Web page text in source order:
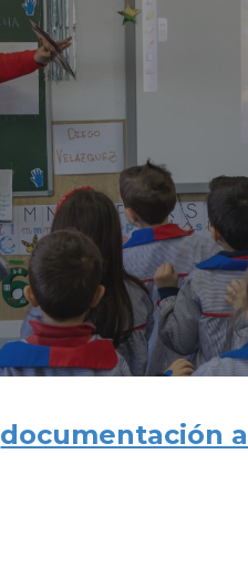
Skip to navigation
documentación